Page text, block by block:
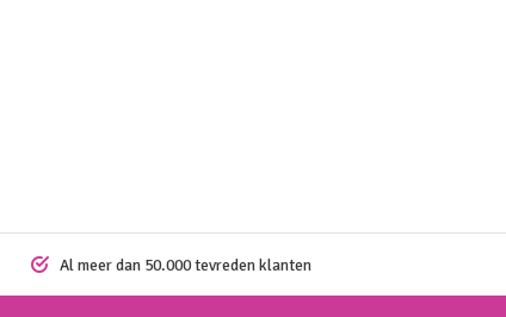
Al meer dan 50.000 tevreden klanten